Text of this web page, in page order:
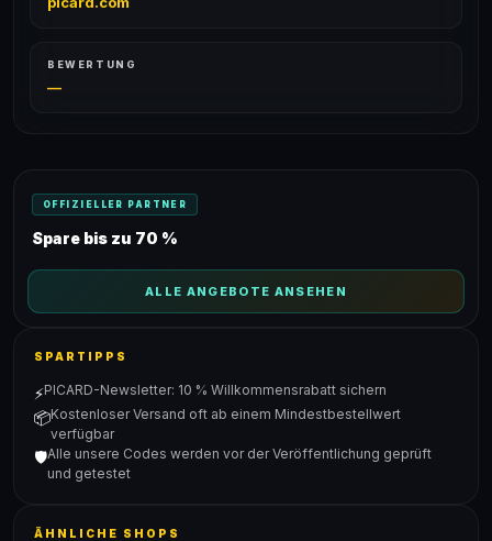
BEWERTUNG
—
OFFIZIELLER PARTNER
Spare bis zu 70 %
ALLE ANGEBOTE ANSEHEN
SPARTIPPS
⚡PICARD-Newsletter: 10 % Willkommensrabatt sichern
📦Kostenloser Versand oft ab einem Mindestbestellwert
verfügbar
🛡️Alle unsere Codes werden vor der Veröffentlichung geprüft
und getestet
ÄHNLICHE SHOPS